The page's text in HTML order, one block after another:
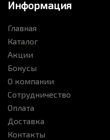
Информация
Главная
Каталог
Акции
Бонусы
О компании
Сотрудничество
Оплата
Доставка
Контакты